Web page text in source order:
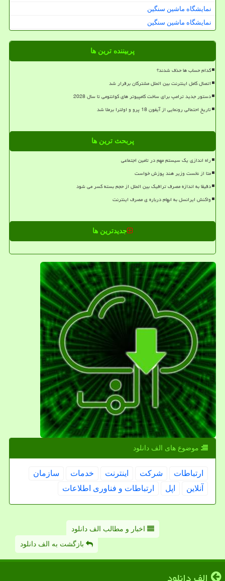
نمایشگاه ماشین سنگین
نمایشگاه ماشین سنگین
پربیننده ترین ها
کدام حساب ها حذف شدند؟
اتصال کامل اینترنت بین الملل مشترکان برقرار شد
دستور جدید ترامپ برای ساخت کامپیوتر های کوانتومی تا سال 2028
تاریخ احتمالی رونمایی از آیفون 18 پرو و اولترا برملا شد
پربحث ترین ها
راه اندازی یک سیستم مهم در تامین اجتماعی
متا از نخست وزیر هند پوزش خواست
دقیقا به اندازه مصرف ترافیک بین الملل از حجم بسته کسر می شود
واکنش ایرانسل به ابهام درباره ی مصرف اینترنت
جدیدترین ها
موضوع های الف دانلود
ارتباطات شركت اینترنت خدمات
سازمان
آنلاین
اپل ارتباطات و فناوری اطلاعات
اخبار و مطالب الف دانلود
بازگشت به الف دانلود